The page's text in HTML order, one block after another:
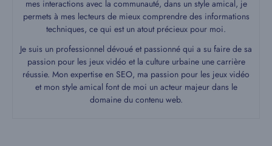
mes interactions avec la communauté, dans un style amical, je
permets à mes lecteurs de mieux comprendre des informations
techniques, ce qui est un atout précieux pour moi.
Je suis un professionnel dévoué et passionné qui a su faire de sa
passion pour les jeux vidéo et la culture urbaine une carrière
réussie. Mon expertise en SEO, ma passion pour les jeux vidéo
et mon style amical font de moi un acteur majeur dans le
domaine du contenu web.